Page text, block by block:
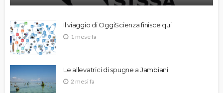
Il viaggio di OggiScienza finisce qui
1 mese fa
Le allevatrici di spugne a Jambiani
2 mesi fa